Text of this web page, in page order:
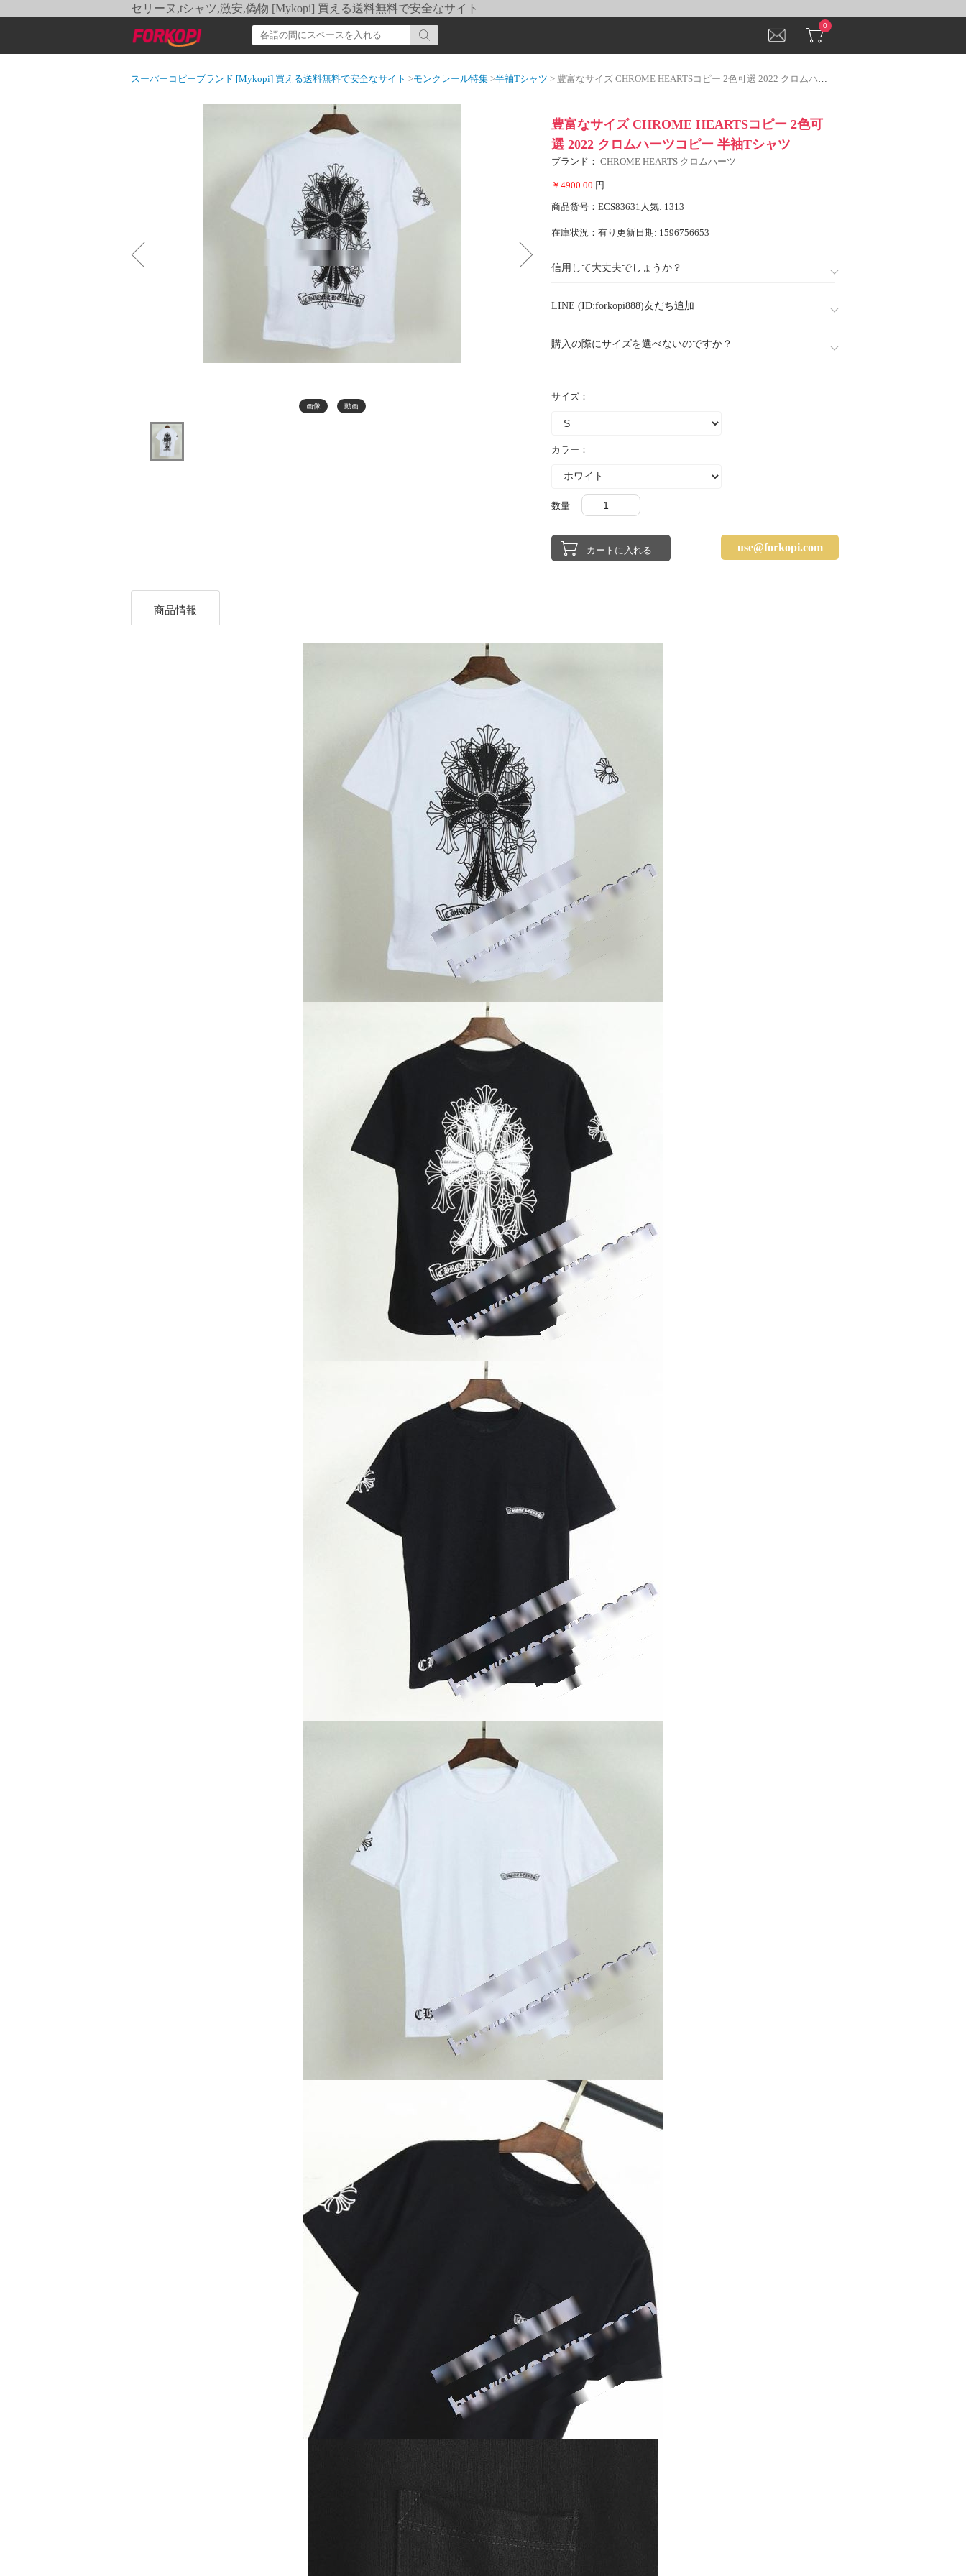
セリーヌ,tシャツ,激安,偽物 [Mykopi] 買える送料無料で安全なサイト
0
スーパーコピーブランド [Mykopi] 買える送料無料で安全なサイト >モンクレール特集 >半袖Tシャツ > 豊富なサイズ CHROME HEARTSコピー 2色可選 2022 クロムハーツコピー 半袖Tシャツ
画像 動画
豊富なサイズ CHROME HEARTSコピー 2色可
選 2022 クロムハーツコピー 半袖Tシャツ
ブランド： CHROME HEARTS クロムハーツ
￥4900.00 円
商品货号：ECS83631 人気: 1313
在庫状況：有り 更新日期: 1596756653
信用して大丈夫でしょうか？
LINE (ID:forkopi888)友だち追加
購入の際にサイズを選べないのですか？
サイズ：
カラー：
数量
use@forkopi.com
商品情報